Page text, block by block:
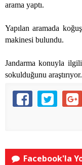
arama yaptı.
Yapılan aramada
makinesi bulundu.
Jandarma konuyla
sokulduğunu araştırıyor.
Facebook'la